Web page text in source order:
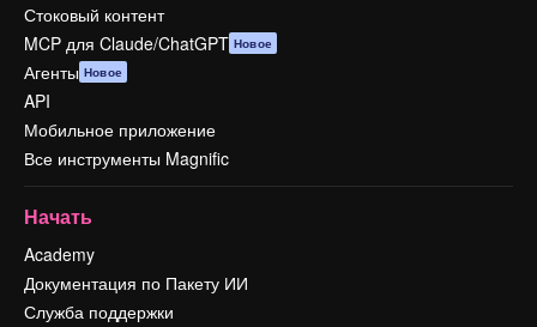
Стоковый контент
MCP для Claude/ChatGPT Новое
Агенты Новое
API
Мобильное приложение
Все инструменты Magnific
Начать
Academy
Документация по Пакету ИИ
Служба поддержки